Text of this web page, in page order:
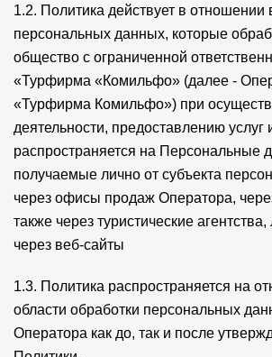
1.2. Политика действует в отношении
персональных данных, которые
общество с ограниченной
«Турфирма «Комильфо» (далее -
«Турфирма Комильфо») при
деятельности, предоставлению услуг
распространяется на Персональные
получаемые лично от субъекта
через офисы продаж Оператора,
также через туристические
через веб-сайты
1.3. Политика распространяется на
области обработки персональных
Оператора как до, так и после